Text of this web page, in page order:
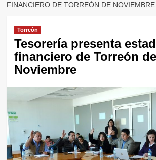
FINANCIERO DE TORREÓN DE NOVIEMBRE
Torreón
Tesorería presenta
financiero de Torreón de
Noviembre